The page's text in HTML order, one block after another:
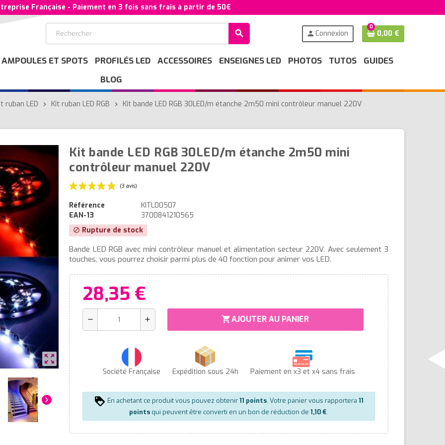
Française - Paiement en 3 fois sans frais à partir de 50€
search person Connexion
0
0,00 €
AMPOULES ET SPOTS PROFILÉS LED ACCESSOIRES ENSEIGNES LED PHOTOS TUTOS
GUIDES
BLOG
ruban LED chevron_right Kit ruban LED RGB chevron_right Kit bande LED RGB 30LED/m étanche 2m50 mini contrôleur manuel 220V
zoom_out_map
chevron_right
Kit bande LED RGB 30LED/m étanche 2m50 mini
contrôleur manuel 220V
(3 avis)
Référence
KITL00507
EAN-13
3700841210565
block Rupture de stock
Bande LED RGB avec mini contrôleur manuel et alimentation secteur 220V. Avec seulement 3
touches, vous pourrez choisir parmi plus de 40 fonction pour animer vos LED.
28,35 €
remove add shopping_cartAJOUTER AU PANIER
Société Française Expédition sous 24h Paiement en x3 et x4 sans frais
En achetant ce produit vous pouvez obtenir11 points. Votre panier vous rapportera11
points qui peuvent être converti en un bon de réduction de1,10 €.